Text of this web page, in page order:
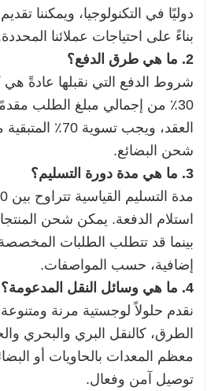
دوليًا في التكنولوجيا، ويمكننا
بناءً على احتياجات عملائنا
2. ما هي طرق الدفع؟
شروط الدفع التي نقبلها عادةً
30٪ من إجمالي مبلغ الطلب
العقد، ويجب تسوية
شحن البضائع.
3. ما هي مدة دورة التسليم؟
استلام الدفعة. يمكن شحن
بينما قد تتطلب الطلبات
إضافية، حسب المواصفات.
4. ما هي وسائل النقل المدعومة؟
نقدم حلولاً لوجستية مرنة
الطرق، كالنقل البري والبحري
معظم المعدات بالحاويات أو
توصيل آمن وفعال.